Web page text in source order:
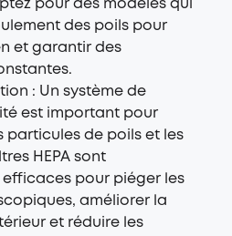
pour des modèles qui
des poils pour
et garantir des
: Un système de
est important pour
particules de poils et les
HEPA sont
pour piéger les
améliorer la
et réduire les